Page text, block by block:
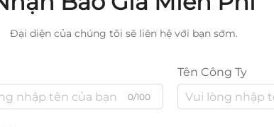
Đại diện của chúng tôi sẽ liên hệ với bạn sớm.
0/100
Tên Công Ty